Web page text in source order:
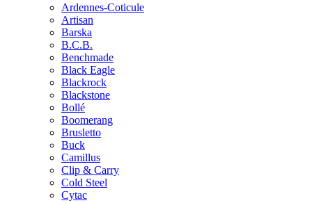
Ardennes-Coticule
Artisan
Barska
B.C.B.
Benchmade
Black Eagle
Blackrock
Blackstone
Bollé
Boomerang
Brusletto
Buck
Camillus
Clip & Carry
Cold Steel
Cytac